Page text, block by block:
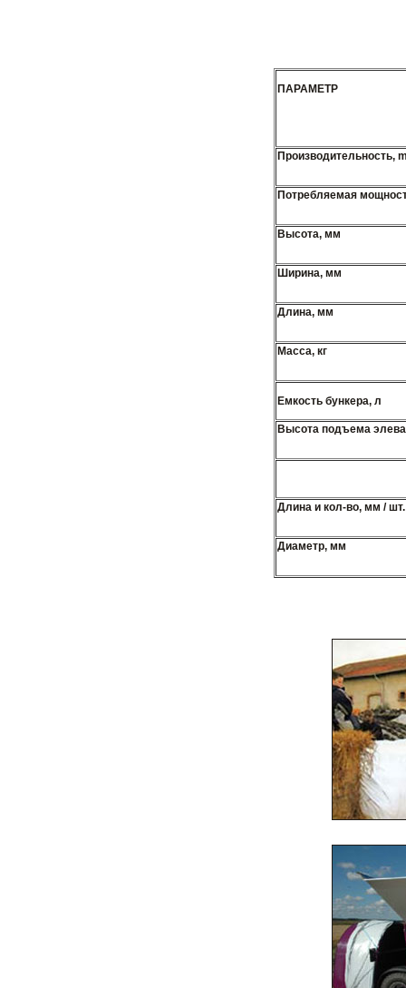
ПАРАМЕТР
Производительность,
Потребляемая
Высота, мм
Ширина, мм
Длина, мм
Масса, кг
Емкость бункера, л
Высота подъема
Длина и кол-во, мм / шт.
Диаметр, мм